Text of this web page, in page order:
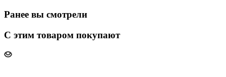
Ранее вы смотрели
С этим товаром покупают